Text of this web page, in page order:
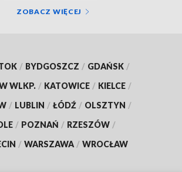
ZOBACZ WIĘCEJ
/ BYDGOSZCZ / GDAŃSK /
WLKP. / KATOWICE / KIELCE /
/ LUBLIN / ŁÓDŹ / OLSZTYN /
/ POZNAŃ / RZESZÓW /
/ WARSZAWA / WROCŁAW